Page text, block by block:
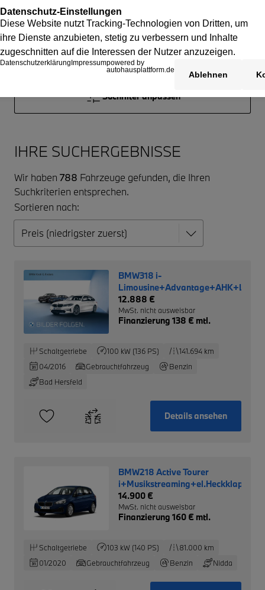
Suchfilter anpassen
IHRE SUCHERGEBNISSE
Wir haben 788 Fahrzeuge gefunden, die Ihren
Suchkriterien entsprechen.
Sortieren nach:
BMW318 i-
12.888 €
MwSt. nicht ausweisbar
Finanzierung 138 € mtl.
Schaltgetriebe 100 kW (136 PS)
141.694 km
04/2016
Gebrauchtfahrzeug
Benzin
Bad Hersfeld
Details ansehen
BMW218 Active Tourer
i+Musikstreaming+el.Heckklappe
14.900 €
MwSt. nicht ausweisbar
Finanzierung 160 € mtl.
Schaltgetriebe 103 kW (140 PS)
81.000 km
01/2020
Gebrauchtfahrzeug Benzin Nidda